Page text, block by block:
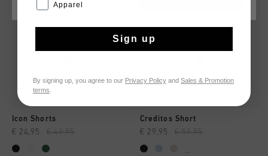
Icon Shorts
€ 24,95 € 49,95
Creditos Short
€ 29,95 € 59,95
...
Apparel
Sign up
By signing up, you agree to our Privacy Policy and Sales & Promotion
terms